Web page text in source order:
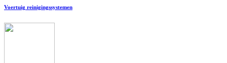
Voertuig reinigingssystemen